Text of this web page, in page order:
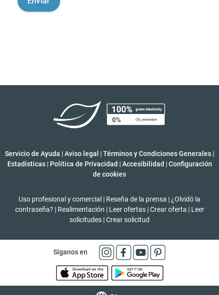
Servicio de Ayuda |Aviso legal |Términos y Condiciones Generales |
Estadísticas | Política de Privacidad | Accesibilidad | Configuración
de cookies
Uso profesional y comercial | Reseña de la prensa | ¿Olvidó la
contraseña? | Realimentación | Leer ofertas | Crear oferta | Leer
solicitudes |Crear solicitud
Síganos en